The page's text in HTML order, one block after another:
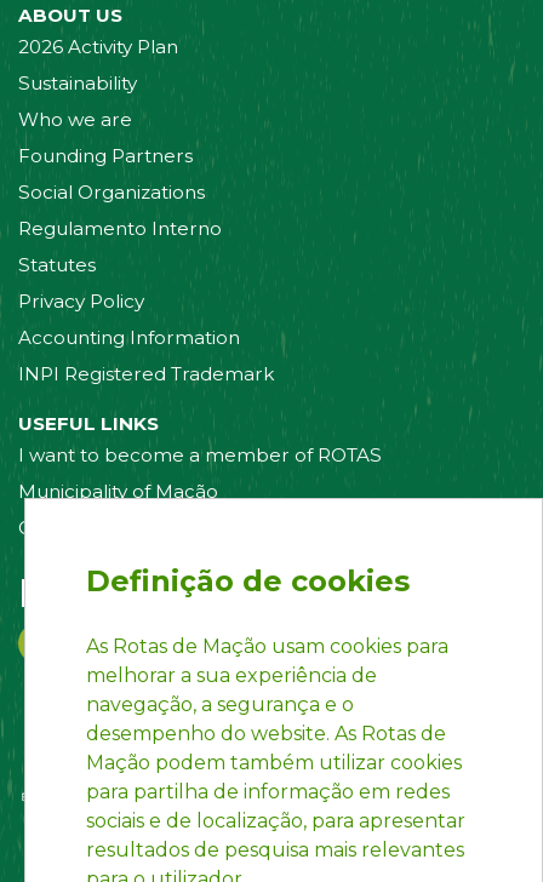
ABOUT US
2026 Activity Plan
Sustainability
Who we are
Founding Partners
Social Organizations
Regulamento Interno
Statutes
Privacy Policy
Accounting Information
INPI Registered Trademark
USEFUL LINKS
I want to become a member of ROTAS
Municipality of Mação
Contact us
Follow us on:
Definição de cookies
As Rotas de Mação usam cookies para
melhorar a sua experiência de
navegação, a segurança e o
desempenho do website. As Rotas de
Mação podem também utilizar cookies
para partilha de informação em redes
sociais e de localização, para apresentar
resultados de pesquisa mais relevantes